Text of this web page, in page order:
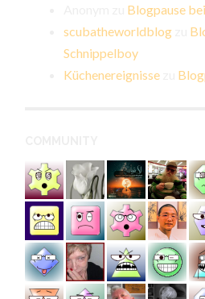
Blogpause
scubatheworldblog
Schnippelboy
Küchenereignisse